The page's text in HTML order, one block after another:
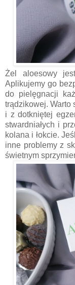
Żel aloesowy
Aplikujemy go
do pielęgnacji
trądzikowej. Warto
i z dotkniętej
stwardniałych i
kolana i łokcie.
inne problemy z
świetnym